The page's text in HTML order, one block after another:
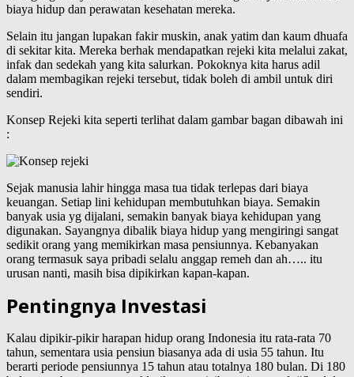
biaya hidup dan perawatan kesehatan mereka.
Selain itu jangan lupakan fakir muskin, anak yatim dan kaum dhuafa
di sekitar kita. Mereka berhak mendapatkan rejeki kita melalui zakat,
infak dan sedekah yang kita salurkan. Pokoknya kita harus adil
dalam membagikan rejeki tersebut, tidak boleh di ambil untuk diri
sendiri.
Konsep Rejeki kita seperti terlihat dalam gambar bagan dibawah ini
:
Sejak manusia lahir hingga masa tua tidak terlepas dari biaya
keuangan. Setiap lini kehidupan membutuhkan biaya. Semakin
banyak usia yg dijalani, semakin banyak biaya kehidupan yang
digunakan. Sayangnya dibalik biaya hidup yang mengiringi sangat
sedikit orang yang memikirkan masa pensiunnya. Kebanyakan
orang termasuk saya pribadi selalu anggap remeh dan ah….. itu
urusan nanti, masih bisa dipikirkan kapan-kapan.
Pentingnya Investasi
Kalau dipikir-pikir harapan hidup orang Indonesia itu rata-rata 70
tahun, sementara usia pensiun biasanya ada di usia 55 tahun. Itu
berarti periode pensiunnya 15 tahun atau totalnya 180 bulan. Di 180